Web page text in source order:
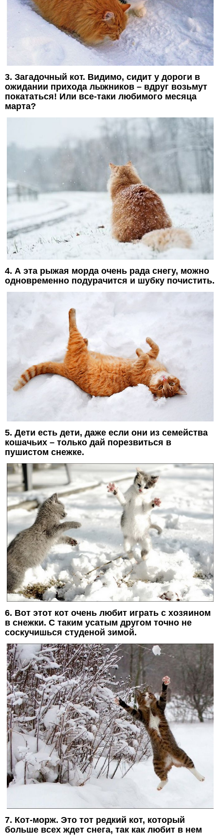
3. Загадочный кот. Видимо, сидит у дороги в
ожидании прихода лыжников – вдруг возьмут
покататься! Или все-таки любимого месяца
марта?
4. А эта рыжая морда очень рада снегу, можно
одновременно подурачится и шубку почистить.
5. Дети есть дети, даже если они из семейства
кошачьих – только дай порезвиться в
пушистом снежке.
6. Вот этот кот очень любит играть с хозяином
в снежки. С таким усатым другом точно не
соскучишься студеной зимой.
7. Кот-морж. Это тот редкий кот, который
больше всех ждет снега, так как любит в нем